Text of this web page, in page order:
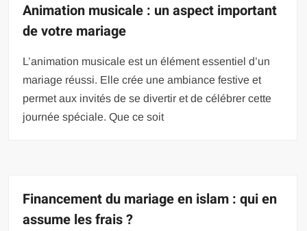
Animation musicale : un aspect important
de votre mariage
L’animation musicale est un élément essentiel d’un
mariage réussi. Elle crée une ambiance festive et
permet aux invités de se divertir et de célébrer cette
journée spéciale. Que ce soit
Financement du mariage en islam : qui en
assume les frais ?